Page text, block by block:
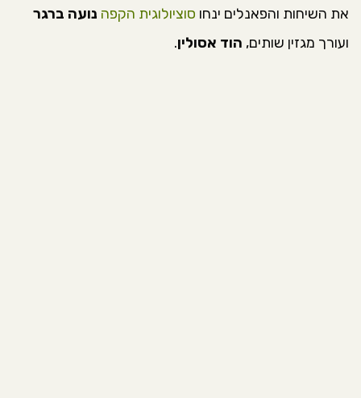
את השיחות והפאנלים ינחו סוציולוגית הקפה נועה ברגר
ועורך מגזין שותים, הוד אסולין.